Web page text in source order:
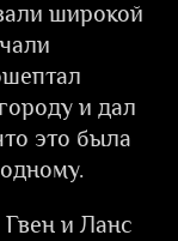
широкой
и дал
это была
и Ланс